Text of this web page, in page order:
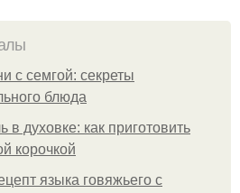
с семгой: секреты
блюда
духовке: как приготовить
корочкой
языка говяжьего с